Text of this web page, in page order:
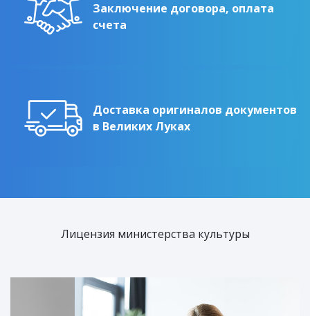
Заключение договора, оплата
счета
Доставка оригиналов документов
в Великих Луках
Лицензия министерства культуры